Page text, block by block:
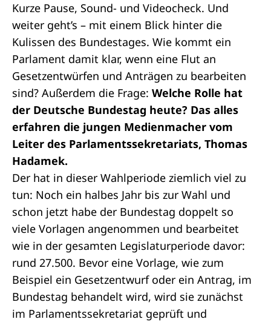
Kurze Pause, Sound- und Videocheck. Und
weiter geht’s – mit einem Blick hinter die
Kulissen des Bundestages. Wie kommt ein
Parlament damit klar, wenn eine Flut an
Gesetzentwürfen und Anträgen zu bearbeiten
sind? Außerdem die Frage: Welche Rolle hat
der Deutsche Bundestag heute? Das alles
erfahren die jungen Medienmacher vom
Leiter des Parlamentssekretariats, Thomas
Hadamek.
Der hat in dieser Wahlperiode ziemlich viel zu
tun: Noch ein halbes Jahr bis zur Wahl und
schon jetzt habe der Bundestag doppelt so
viele Vorlagen angenommen und bearbeitet
wie in der gesamten Legislaturperiode davor:
rund 27.500. Bevor eine Vorlage, wie zum
Beispiel ein Gesetzentwurf oder ein Antrag, im
Bundestag behandelt wird, wird sie zunächst
im Parlamentssekretariat geprüft und